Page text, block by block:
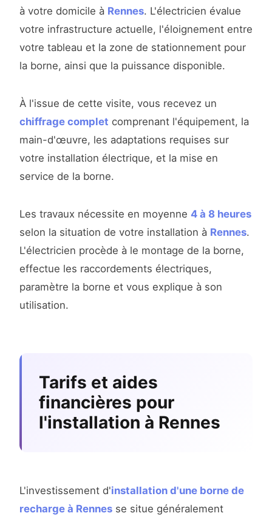
à votre domicile à Rennes. L'électricien évalue
votre infrastructure actuelle, l'éloignement entre
votre tableau et la zone de stationnement pour
la borne, ainsi que la puissance disponible.
À l'issue de cette visite, vous recevez un
chiffrage complet comprenant l'équipement, la
main-d'œuvre, les adaptations requises sur
votre installation électrique, et la mise en
service de la borne.
Les travaux nécessite en moyenne 4 à 8 heures
selon la situation de votre installation à Rennes.
L'électricien procède à le montage de la borne,
effectue les raccordements électriques,
paramètre la borne et vous explique à son
utilisation.
Tarifs et aides
financières pour
l'installation à Rennes
L'investissement d'installation d'une borne de
recharge à Rennes se situe généralement